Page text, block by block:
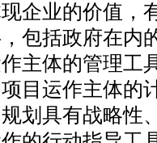
企业的价值，
包括政府在内
体的管理工具
目运作主体的
划具有战略性